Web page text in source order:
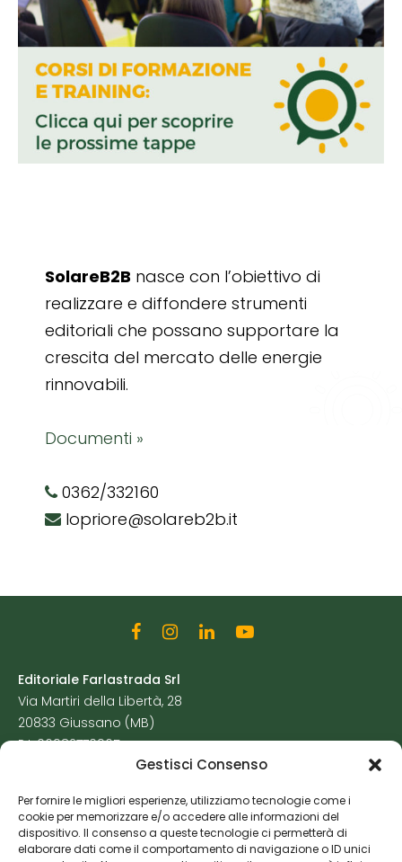
Gestisci Consenso
Per fornire le migliori esperienze, utilizziamo tecnologie come i
cookie per memorizzare e/o accedere alle informazioni del
dispositivo. Il consenso a queste tecnologie ci permetterà di
elaborare dati come il comportamento di navigazione o ID unici
SolareB2B nasce con l’obiettivo di
realizzare e diffondere strumenti
editoriali che possano supportare la
crescita del mercato delle energie
rinnovabili.
Documenti »
0362/332160
lopriore@solareb2b.it
Editoriale Farlastrada Srl
Via Martiri della Libertà, 28
20833 Giussano (MB)
P.I. 06982770965
Cookie Policy
Risorse Aggiuntive